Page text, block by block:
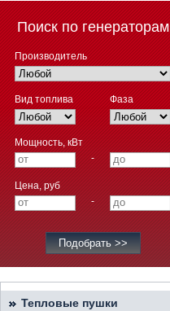
Поиск по генераторам
Производитель
Вид топлива Фаза
Мощность, кВт
-
Цена, руб
-
Тепловые пушки